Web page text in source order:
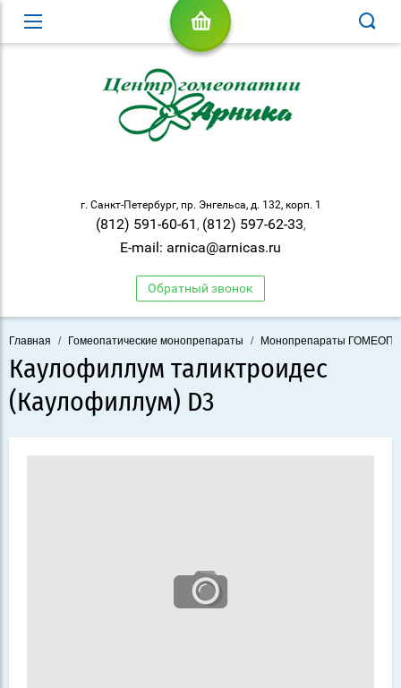
г. Санкт-Петербург, пр. Энгельса, д. 132, корп. 1
(812) 591-60-61 , (812) 597-62-33,
E-mail: arnica@arnicas.ru
Обратный звонок
Главная / Гомеопатические монопрепараты / Монопрепараты
Каулофиллум таликтроидес
(Каулофиллум) D3